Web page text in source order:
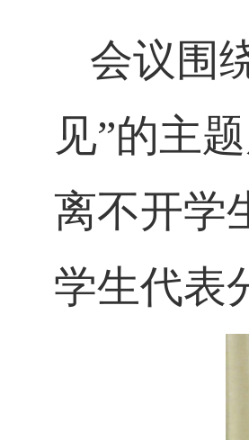
会议围
见”的主
离不开学
学生代表